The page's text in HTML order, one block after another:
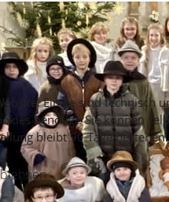
Einige sind
benötigt. Sie können
bleibt 90 Tage bestehen.